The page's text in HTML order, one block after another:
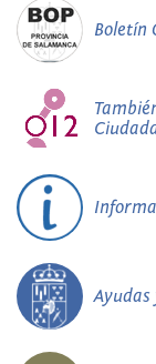
Boletín
Ayudas